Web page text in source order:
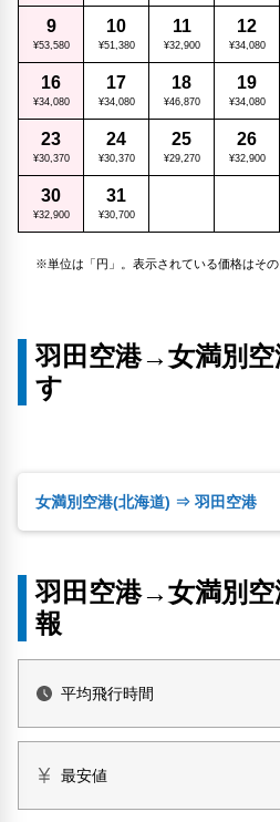
9
¥53,580
10
¥51,380
11
¥32,900
12
¥34,080
16
¥34,080
17
¥34,080
18
¥46,870
19
¥34,080
23
¥30,370
24
¥30,370
25
¥29,270
26
¥32,900
30
¥32,900
31
¥30,700
※単位は「円」。表示されている価格はそ
羽田空港→女満別
す
女満別空港(北海道) ⇒ 羽田空港
羽田空港→女満別
報
平均飛行時間
最安値